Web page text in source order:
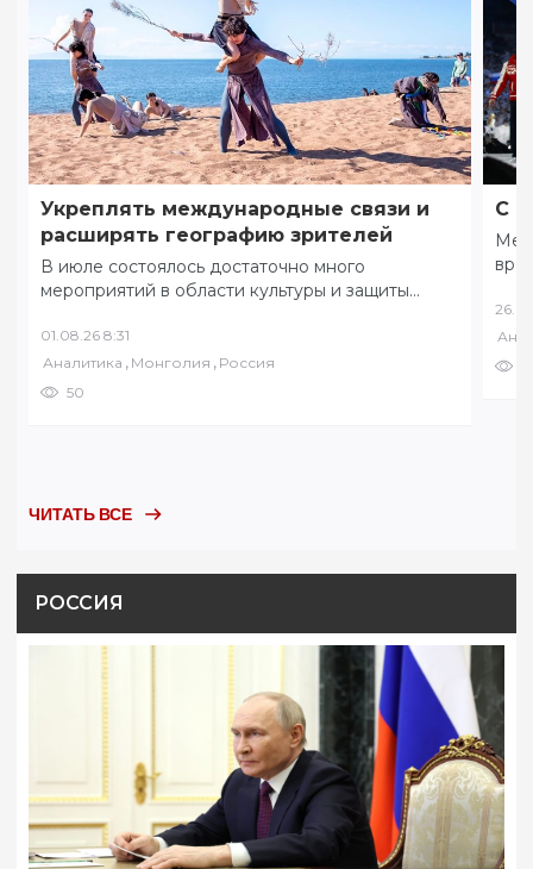
Укреплять международные связи и
расширять географию зрителей
В июле состоялось достаточно много
мероприятий в области культуры и защиты
уголках Забайкалья…
01.08.26 8:31
Аналитика , Монголия , Россия
50
С
ЧИТАТЬ ВСЕ
РОССИЯ